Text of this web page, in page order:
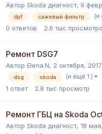
Автор Skoda диагност, 9
dpf сажевый фильтр (и
0 ответов 2.6 тыс
Ремонт DSG7
Автор Elena.N, 2 октября, 2017
dsg skoda (и ещё 1 )
1 ответ 2.8 тыс просмотр
Ремонт ГБЦ на Skoda
Автор Skoda диагност, 18